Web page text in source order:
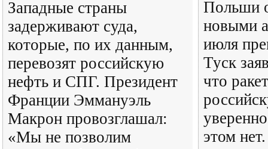
Западные страны
задерживают суда,
которые, по их данным,
перевозят российскую
нефть и СПГ. Президент
Франции Эммануэль
Макрон провозглашал:
«Мы не позволим
Польши
новыми
июля
Туск
что
этом